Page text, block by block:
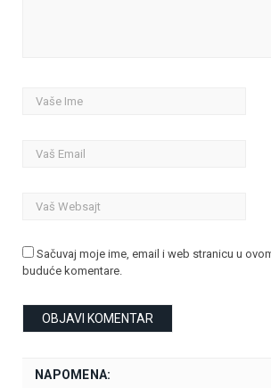
Sačuvaj moje ime, email i web stranicu u
buduće komentare.
NAPOMENA: